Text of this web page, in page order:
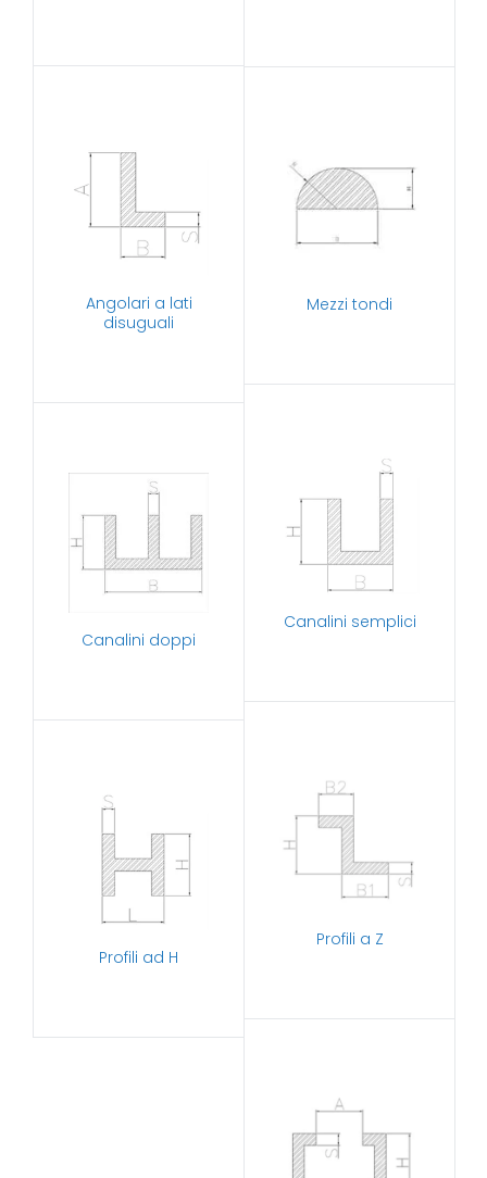
Angolari a lati
disuguali
Mezzi tondi
Canalini semplici
Canalini doppi
Profili a Z
Profili ad H